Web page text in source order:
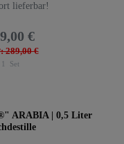
lieferbar!
289,00 €
€
1 Set
ARABIA | 0,5 Liter